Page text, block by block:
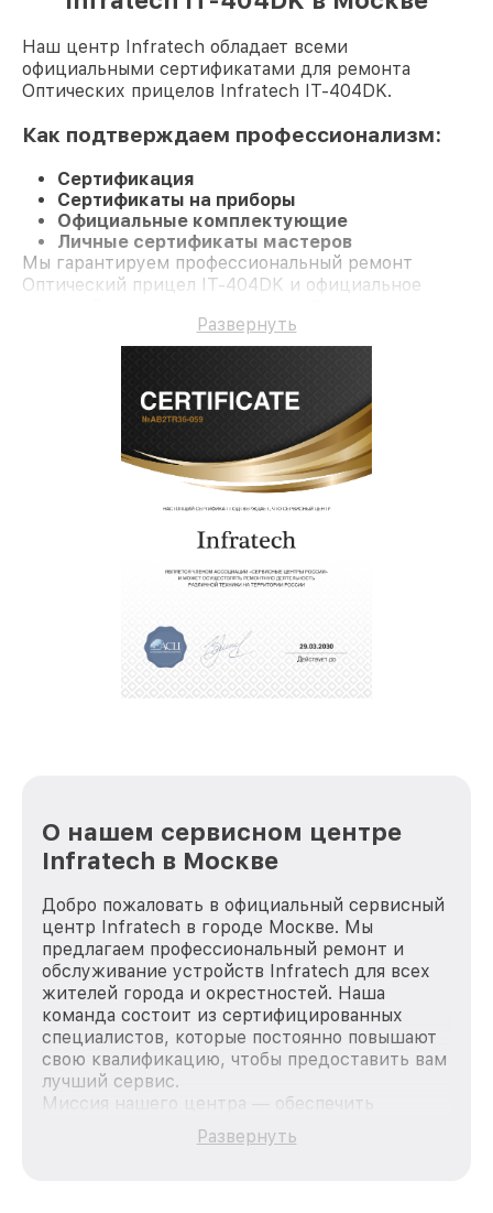
Наш центр Infratech обладает всеми
официальными сертификатами для ремонта
Оптических прицелов Infratech IT-404DK.
Как подтверждаем профессионализм:
Сертификация
Сертификаты на приборы
Официальные комплектующие
Личные сертификаты мастеров
Мы гарантируем профессиональный ремонт
Оптический прицел IT-404DK и официальное
Развернуть
О нашем сервисном центре
Infratech в Москве
Добро пожаловать в официальный сервисный
центр Infratech в городе Москве. Мы
предлагаем профессиональный ремонт и
обслуживание устройств Infratech для всех
жителей города и окрестностей. Наша
команда состоит из сертифицированных
специалистов, которые постоянно повышают
свою квалификацию, чтобы предоставить вам
лучший сервис.
Миссия нашего центра — обеспечить
качественный и доступный ремонт для
каждого пользователя продукции Infratech,
Развернуть